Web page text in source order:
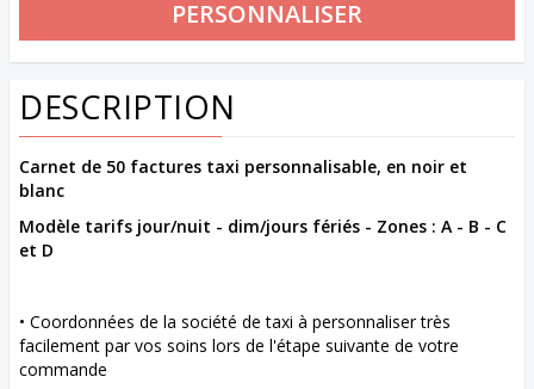
DESCRIPTION
Carnet de 50 factures taxi personnalisable, en noir et
blanc
Modèle tarifs jour/nuit - dim/jours fériés - Zones : A - B - C
et D
• Coordonnées de la société de taxi à personnaliser très
facilement par vos soins lors de l'étape suivante de votre
commande